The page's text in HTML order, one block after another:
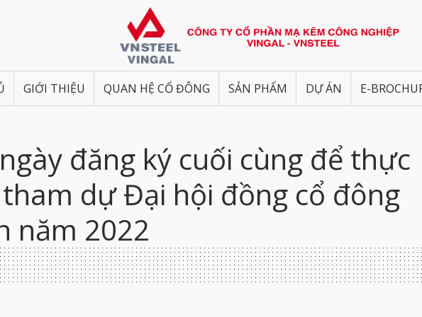
GIỚI THIỆU QUAN HỆ CỔ ĐÔNG SẢN PHẨM DỰ ÁN E-
đăng ký cuối cùng để thực
dự Đại hội đồng cổ đông
năm 2022